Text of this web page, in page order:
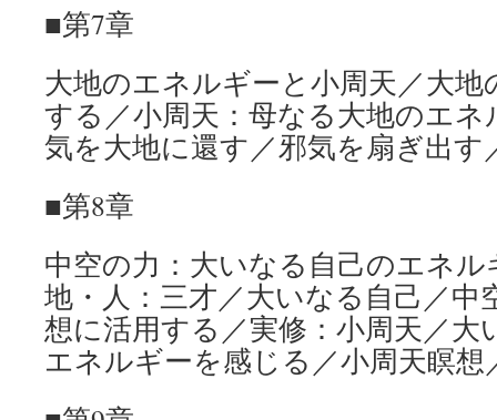
■第7章
大地のエネルギーと小周天／大
する／小周天：母なる大地のエ
気を大地に還す／邪気を扇ぎ出す
■第8章
中空の力：大いなる自己のエネ
地・人：三才／大いなる自己／中
想に活用する／実修：小周天／大
エネルギーを感じる／小周天瞑